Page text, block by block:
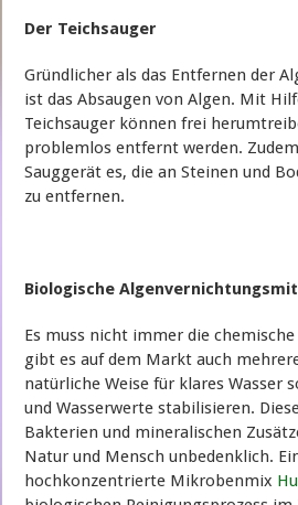
Der Teichsauger
Gründlicher als das Entfernen der
ist das Absaugen von Algen. Mit
Teichsauger können frei
problemlos entfernt werden.
Sauggerät es, die an Steinen und
zu entfernen.
Biologische
Es muss nicht immer die
gibt es auf dem Markt auch
natürliche Weise für klares Wasser
und Wasserwerte stabilisieren.
Bakterien und mineralischen
Natur und Mensch unbedenklich.
hochkonzentrierte Mikrobenmix